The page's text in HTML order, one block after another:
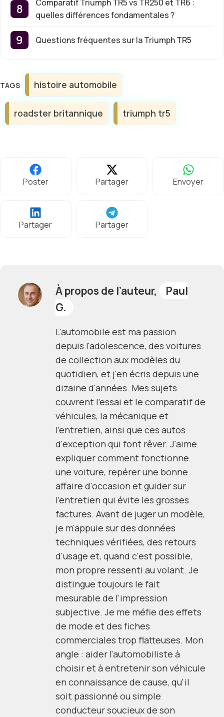
Comparatif Triumph TR5 vs TR250 et TR6 :
quelles différences fondamentales ?
Questions fréquentes sur la Triumph TR5
Étiquettes
histoire automobile
roadster britannique triumph tr5
Poster Partager Envoyer
Partager Partager
À propos de l’auteur,
Paul
G.
L'automobile est ma passion
depuis l'adolescence, des voitures
de collection aux modèles du
quotidien, et j'en écris depuis une
dizaine d'années. Mes sujets
couvrent l'essai et le comparatif de
véhicules, la mécanique et
l'entretien, ainsi que ces autos
d'exception qui font rêver. J'aime
expliquer comment fonctionne
une voiture, repérer une bonne
affaire d'occasion et guider sur
l'entretien qui évite les grosses
factures. Avant de juger un modèle,
je m'appuie sur des données
techniques vérifiées, des retours
d'usage et, quand c'est possible,
mon propre ressenti au volant. Je
distingue toujours le fait
mesurable de l'impression
subjective. Je me méfie des effets
de mode et des fiches
commerciales trop flatteuses. Mon
angle : aider l'automobiliste à
choisir et à entretenir son véhicule
en connaissance de cause, qu'il
soit passionné ou simple
conducteur soucieux de son